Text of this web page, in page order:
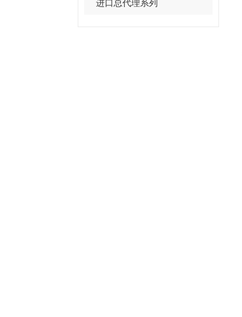
进口总代理系列